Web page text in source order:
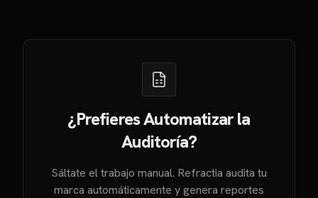
¿Prefieres Automatizar la
Auditoría?
Sáltate el trabajo manual. Refractia audita tu
marca automáticamente y genera reportes